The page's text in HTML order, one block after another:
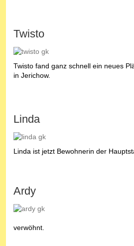
Twisto
Twisto fand ganz schnell ein neues
in Jerichow.
Linda
Linda ist jetzt Bewohnerin der
Ardy
verwöhnt.